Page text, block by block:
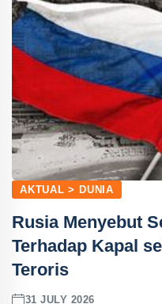
AKTUAL > DUNIA
Rusia Menyebut
Terhadap Kapal
Teroris
31 JULY 2026